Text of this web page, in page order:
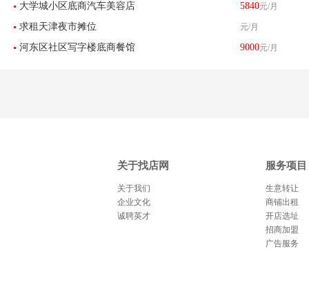
店刨冰店转让
大学城小区底商汽车美容店
转让
5840元/月
求租天津夜市摊位 元/月
河东区社区写字楼底商餐馆 9000元/月
关于找店网
关于我们
企业文化
诚聘英才
服务项目
生意转让
商铺出租
开店选址
招商加盟
广告服务